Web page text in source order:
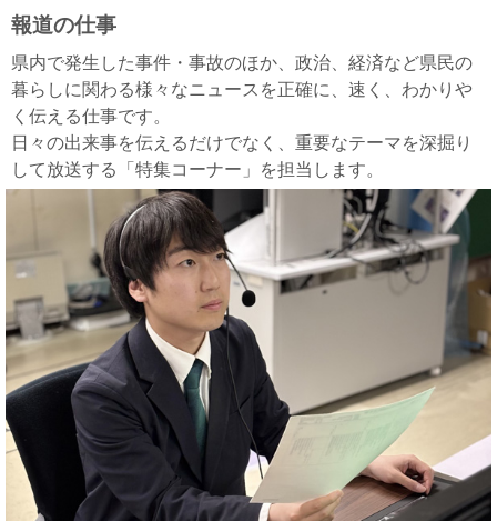
報道の仕事
県内で発生した事件・事故のほか、政治、経済など県民の
暮らしに関わる様々なニュースを正確に、速く、わかりや
く伝える仕事です。
日々の出来事を伝えるだけでなく、重要なテーマを深掘り
して放送する「特集コーナー」を担当します。